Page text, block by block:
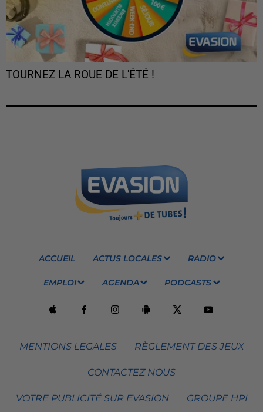
TOURNEZ LA ROUE DE L'ÉTÉ !
ACCUEIL ACTUS LOCALES RADIO
EMPLOI AGENDA PODCASTS
MENTIONS LEGALES RÈGLEMENT DES JEUX
CONTACTEZ NOUS
VOTRE PUBLICITÉ SUR EVASION GROUPE HPI